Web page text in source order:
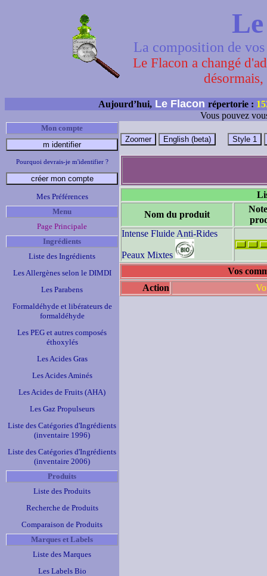
La composition de
Le Flacon a changé
Aujourd’hui, Le Flacon répertorie :
Vous pouvez
Mon compte
Pourquoi devrais-je m'identifier ?
Mes Préférences
Menu
Page Principale
Ingrédients
Liste des Ingrédients
Les Allergènes selon le DIMDI
Les Parabens
Formaldéhyde et libérateurs de
formaldéhyde
Les PEG et autres composés
éthoxylés
Les Acides Gras
Les Acides Aminés
Les Acides de Fruits (AHA)
Les Gaz Propulseurs
Liste des Catégories d'Ingrédients
(inventaire 1996)
Liste des Catégories d'Ingrédients
(inventaire 2006)
Produits
Liste des Produits
Recherche de Produits
Comparaison de Produits
Marques et Labels
Liste des Marques
Les Labels Bio
Nom du produit
Intense Fluide Anti-Rides
Peaux Mixtes
Vos
Action